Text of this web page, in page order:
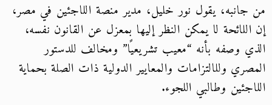
من جانبه، يقول نور خليل، مدير منصة اللاجئين في مصر،
إن اللائحة لا يمكن النظر إليها بمعزل عن القانون نفسه،
الذي وصفه بأنه “معيب تشريعيًا” ومخالف للدستور
المصري وللالتزامات والمعايير الدولية ذات الصلة بحماية
اللاجئين وطالبي اللجوء.